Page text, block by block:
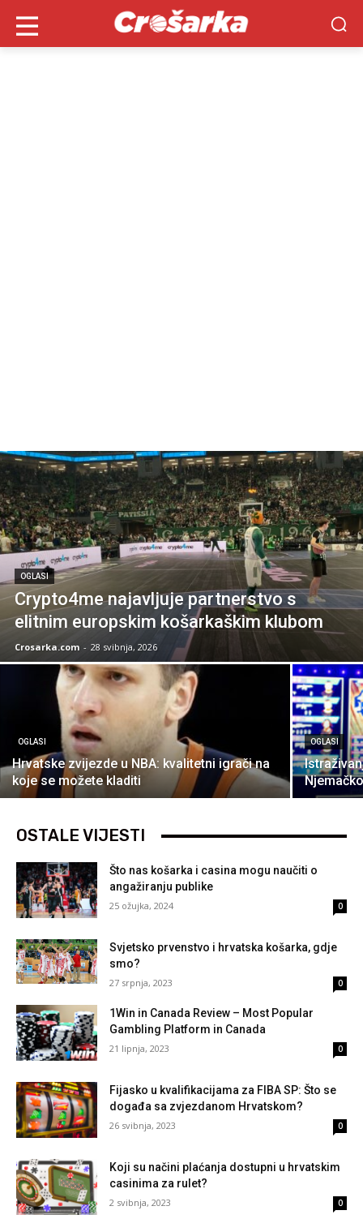
OGLASI
Crypto4me najavljuje partnerstvo s
elitnim europskim košarkaškim klubom
Crosarka.com - 28 svibnja, 2026
OGLASI
Hrvatske zvijezde u NBA: kvalitetni igrači na
koje se možete kladiti
OGLASI
OSTALE VIJESTI
Što nas košarka i casina mogu naučiti o
angažiranju publike
25 ožujka, 2024 0
Svjetsko prvenstvo i hrvatska košarka, gdje
smo?
27 srpnja, 2023 0
1Win in Canada Review – Most Popular
Gambling Platform in Canada
21 lipnja, 2023 0
Fijasko u kvalifikacijama za FIBA SP: Što se
događa sa zvjezdanom Hrvatskom?
26 svibnja, 2023 0
Koji su načini plaćanja dostupni u hrvatskim
casinima za rulet?
2 svibnja, 2023 0